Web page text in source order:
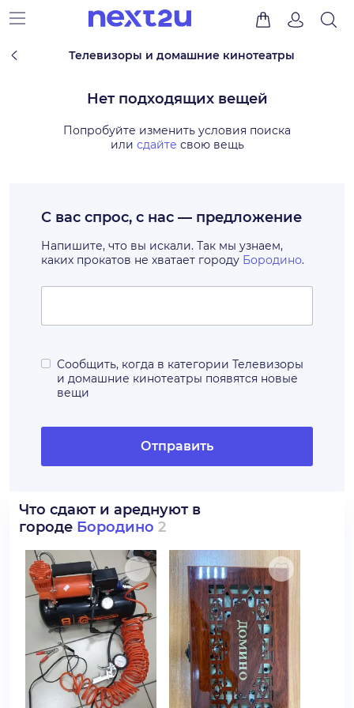
Телевизоры и домашние кинотеатры
Нет подходящих вещей
Попробуйте изменить условия поиска
или сдайте свою вещь
С вас спрос, с нас — предложение
Напишите, что вы искали. Так мы узнаем,
каких прокатов не хватает городу Бородино.
Сообщить, когда в категории Телевизоры
и домашние кинотеатры появятся новые
вещи
Отправить
Что сдают и ареднуют в
городе Бородино 2